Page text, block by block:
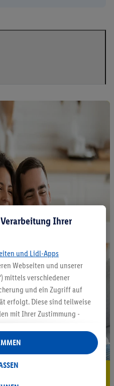
Ihrer
und Lidl-Apps
Webseiten und unserer
mittels verschiedener
und ein Zugriff auf
erfolgt. Diese sind teilweise
mit Ihrer Zustimmung -
mit dem IAB TCF
Werbung